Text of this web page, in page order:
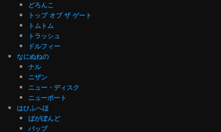
どろんこ
トップ オブ ザ ゲート
トムトム
トラッシュ
ドルフィー
なにぬねの
ナル
ニザン
ニュー・ディスク
ニューポート
はひふへほ
ばがぼんど
バップ